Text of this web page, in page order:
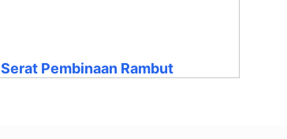
Serat Pembinaan Rambut